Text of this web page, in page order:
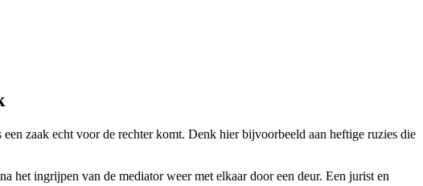
zaak echt voor de rechter komt. Denk hier bijvoorbeeld aan heftige ruzies die
het ingrijpen van de mediator weer met elkaar door een deur. Een jurist en